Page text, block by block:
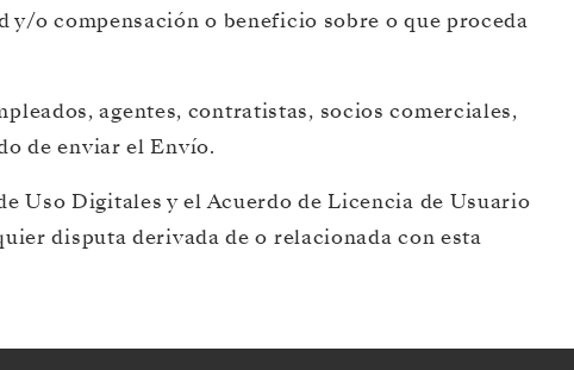
o compensación o beneficio sobre o que proceda
agentes, contratistas, socios comerciales,
de enviar el Envío.
Uso Digitales y el Acuerdo de Licencia de Usuario
disputa derivada de o relacionada con esta